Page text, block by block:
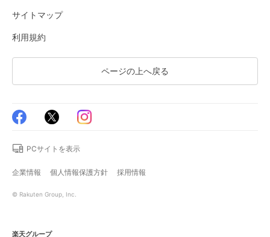
サイトマップ
利用規約
ページの上へ戻る
PCサイトを表示
企業情報 個人情報保護方針 採用情報
© Rakuten Group, Inc.
楽天グループ